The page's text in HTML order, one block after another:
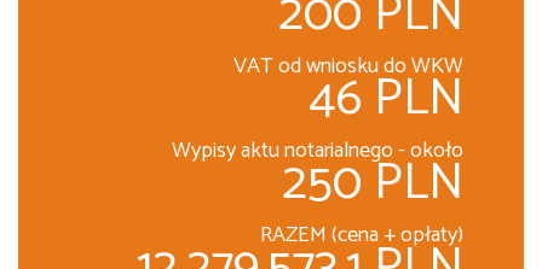
VAT od wniosku do WKW
46 PLN
Wypisy aktu notarialnego - około
250 PLN
RAZEM (cena + opłaty)